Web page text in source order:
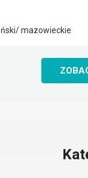
mazowieckie